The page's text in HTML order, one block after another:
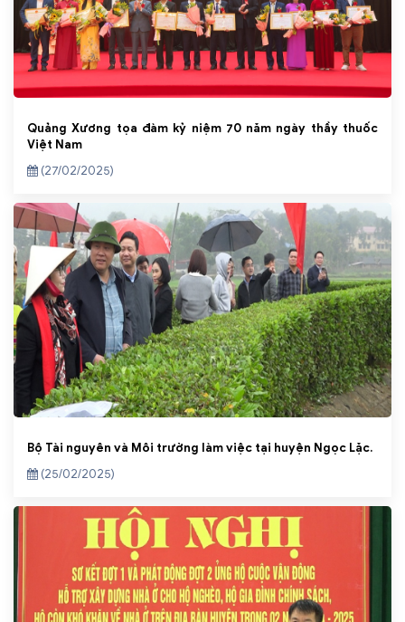
Quảng Xương tọa đàm kỷ niệm 70 năm ngày thầy thuốc
Việt Nam
(27/02/2025)
Bộ Tài nguyên và Môi trường làm việc tại huyện Ngọc Lặc.
(25/02/2025)